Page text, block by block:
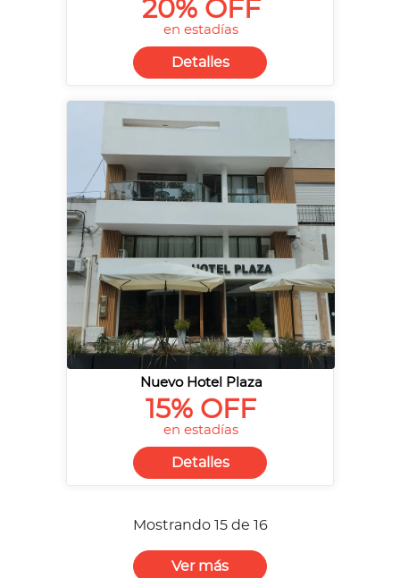
20% OFF
en estadías
Detalles
Nuevo Hotel Plaza
15% OFF
en estadías
Detalles
Mostrando 15 de 16